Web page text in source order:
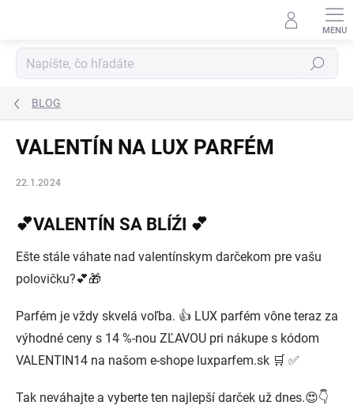
Hľadať
BLOG
VALENTÍN NA LUX PARFÉM
22.1.2024
💕VALENTÍN SA BLÍŹI 💕
Ešte stále váhate nad valentínskym darčekom pre vašu
polovičku?💕🎁
Parfém je vždy skvelá voľba. 👍 LUX parfém vône teraz za
výhodné ceny s 14 %-nou ZĽAVOU pri nákupe s kódom
VALENTIN14 na našom e-shope luxparfem.sk 🛒 ✅
Tak neváhajte a vyberte ten najlepší darček už dnes.😍👇